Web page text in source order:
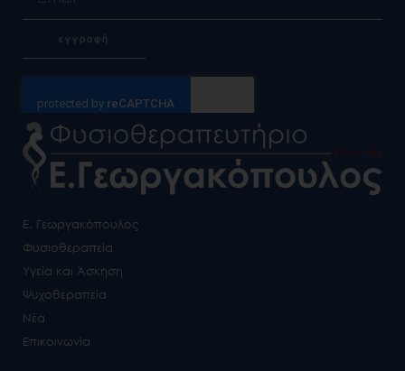
εγγραφή
Ε. Γεωργακόπουλος
Φυσιοθεραπεία
Υγεία και Άσκηση
Ψυχοθεραπεία
Νέα
Επικοινωνία